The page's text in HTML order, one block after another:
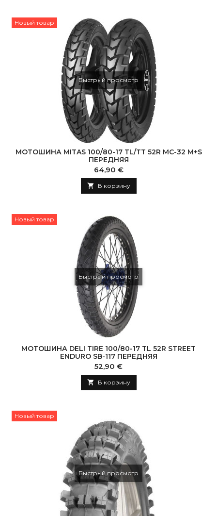
Новый товар
Быстрый просмотр
МОТОШИНА MITAS 100/80-17 TL/TT 52R MC-32 M+S
ПЕРЕДНЯЯ
Цена
64,90 €
 В корзину
Новый товар
Быстрый просмотр
МОТОШИНА DELI TIRE 100/80-17 TL 52R STREET
ENDURO SB-117 ПЕРЕДНЯЯ
Цена
52,90 €
 В корзину
Новый товар
Быстрый просмотр